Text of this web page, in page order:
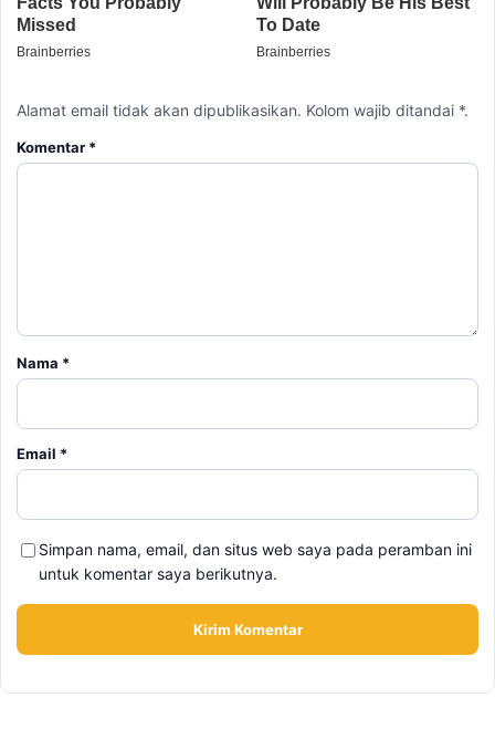
Alamat email tidak akan dipublikasikan. Kolom wajib ditandai *.
Komentar *
Nama *
Email *
Simpan nama, email, dan situs web saya pada peramban ini
untuk komentar saya berikutnya.